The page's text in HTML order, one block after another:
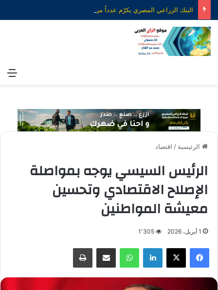
الرئيسية / اقتصاد
الرئيس السيسي يوجه بمواصلة
الإصلاح الاقتصادي وتحسين
معيشة المواطنين
1 أبريل، 2026 1٬305
فيسبوك X لينكدإن واتساب مشاركة عبر البريد طباعة